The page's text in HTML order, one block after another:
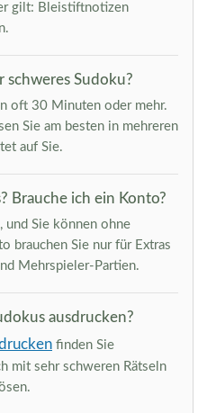
gilt: Bleistiftnotizen
schweres Sudoku?
oft 30 Minuten oder mehr.
Sie am besten in mehreren
auf Sie.
Brauche ich ein Konto?
und Sie können ohne
brauchen Sie nur für Extras
Mehrspieler-Partien.
ausdrucken?
finden Sie
mit sehr schweren Rätseln